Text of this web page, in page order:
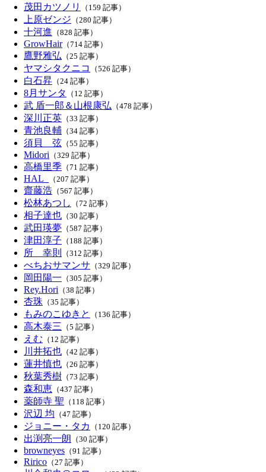
茂田カツノリ （159 記事）
上原ゼンジ （280 記事）
十河進 （828 記事）
GrowHair（714 記事）
鷹野雅弘 （25 記事）
ヤマシタクニコ （526 記事）
白石昇 （24 記事）
8月サンタ （12 記事）
武 盾一郎＆山根康弘 （478 記事）
深川正英 （33 記事）
青池良輔 （34 記事）
須貝 弦 （55 記事）
Midori （329 記事）
高橋里季 （71 記事）
HAL_ （207 記事）
齋藤浩 （567 記事）
松林あつし （72 記事）
相子達也 （30 記事）
武田瑛夢 （587 記事）
津田淳子 （188 記事）
所 幸則 （312 記事）
べちおサマンサ （329 記事）
岡田陽一 （305 記事）
Rey.Hori （38 記事）
杏珠 （35 記事）
もみのこゆきと （136 記事）
高木泰三 （5 記事）
えむ （12 記事）
川井拓也 （42 記事）
蓮井慎也 （26 記事）
秋葉秀樹 （73 記事）
森和恵 （437 記事）
薬師寺 聖 （118 記事）
沢辺 均 （47 記事）
ジョニー・タカ （120 記事）
出渕亮一朗 （30 記事）
browneyes （91 記事）
Ririco （27 記事）